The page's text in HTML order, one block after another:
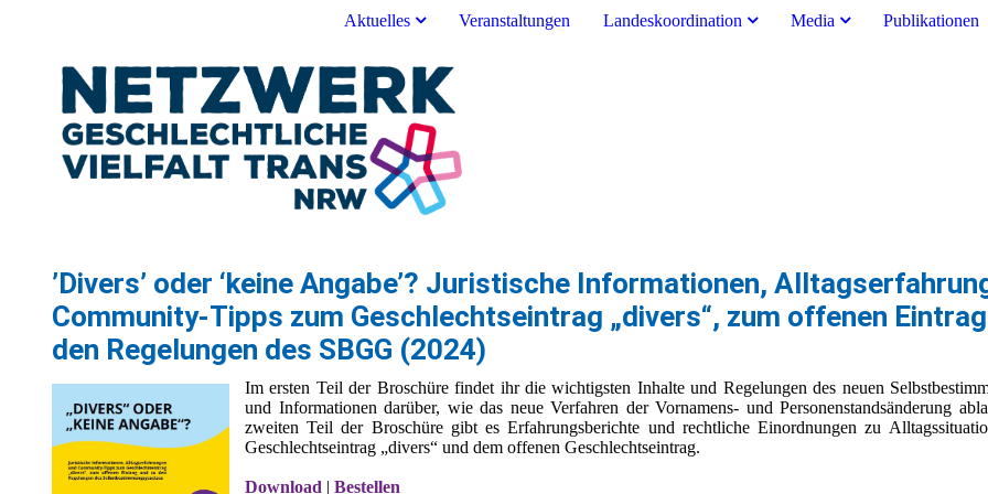
Aktuelles Veranstaltungen Landeskoordination Media Publikationen
’Divers’ oder ‘keine Angabe’? Juristische Informationen,
Community-Tipps zum Geschlechtseintrag „divers“, zum offenen
den Regelungen des SBGG (2024)
Im ersten Teil der Broschüre findet ihr die wichtigsten Inhalte und Regelungen des neuen
und Informationen darüber, wie das neue Verfahren der Vornamens- und Personenstandsänderung
zweiten Teil der Broschüre gibt es Erfahrungsberichte und rechtliche Einordnungen zu
Geschlechtseintrag „divers“ und dem offenen Geschlechtseintrag.
Download | Bestellen